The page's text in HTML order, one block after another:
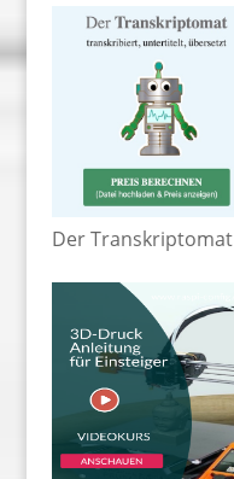
Der Transkriptomat